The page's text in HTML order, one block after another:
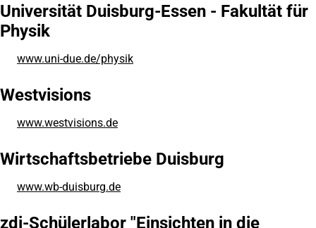
neuen
Tab)
Universität Duisburg-Essen - Fakultät für
Physik
www.uni-due.de/physik
(Öffnet
neuen
Westvisions
www.westvisions.de
(Öffnet
einem
neuen
Wirtschaftsbetriebe Duisburg
www.wb-duisburg.de
(Öffnet
einem
zdi-Schülerlabor "Einsichten in die